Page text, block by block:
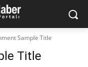
Sample Title
Title